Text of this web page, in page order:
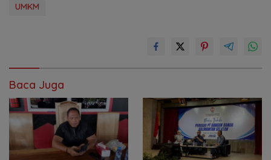
UMKM
Baca Juga